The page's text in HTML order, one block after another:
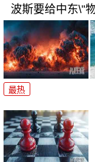
波斯要给中东\"
最热